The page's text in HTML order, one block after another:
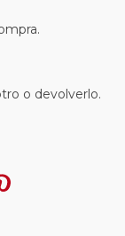
o devolverlo.